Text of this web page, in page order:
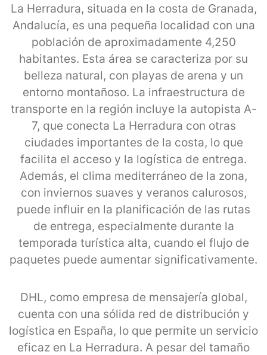
La Herradura, situada en la costa de Granada,
Andalucía, es una pequeña localidad con una
población de aproximadamente 4,250
habitantes. Esta área se caracteriza por su
belleza natural, con playas de arena y un
entorno montañoso. La infraestructura de
transporte en la región incluye la autopista A-
7, que conecta La Herradura con otras
ciudades importantes de la costa, lo que
facilita el acceso y la logística de entrega.
Además, el clima mediterráneo de la zona,
con inviernos suaves y veranos calurosos,
puede influir en la planificación de las rutas
de entrega, especialmente durante la
temporada turística alta, cuando el flujo de
paquetes puede aumentar significativamente.
DHL, como empresa de mensajería global,
cuenta con una sólida red de distribución y
logística en España, lo que permite un servicio
eficaz en La Herradura. A pesar del tamaño